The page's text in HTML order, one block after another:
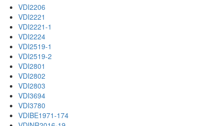
VDI2206
VDI2221
VDI2221-1
VDI2224
VDI2519-1
VDI2519-2
VDI2801
VDI2802
VDI2803
VDI3694
VDI3780
VDIBE1971-174